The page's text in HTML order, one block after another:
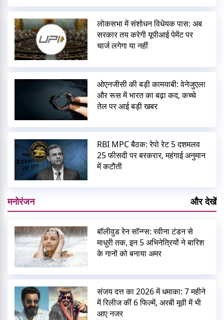
लोकसभा में संशोधन विधेयक पास: अब
सरकार तय करेगी यूपीआई पेमेंट पर
चार्ज लगेगा या नहीं
ओएनजीसी की बड़ी कामयाबी: वेनेजुएला
और रूस में भारत का बढ़ा कद, कच्चे
तेल पर आई बड़ी खबर
RBI MPC बैठक: रेपो रेट 5 दशमलव
25 फीसदी पर बरकरार, महंगाई अनुमान
में कटौती
मनोरंजन और देखें
बॉलीवुड रेन सॉन्ग्स: रवीना टंडन से
माधुरी तक, इन 5 अभिनेत्रियों ने बारिश
के गानों को बनाया अमर
संजय दत्त का 2026 में धमाका: 7 महीने
में रिलीज कीं 6 फिल्में, अरबी मूवी में भी
आए नजर